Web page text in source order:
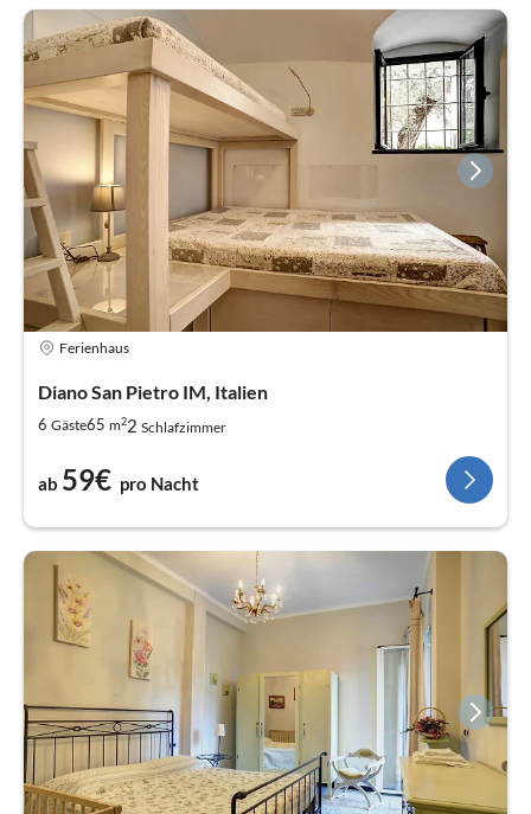
Ferienhaus
Diano San Pietro IM, Italien
6 Gäste65 m22 Schlafzimmer
ab 59€ pro Nacht